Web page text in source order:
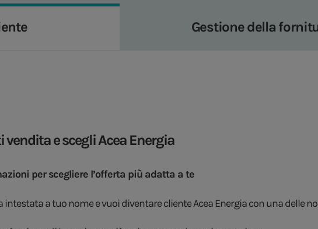
Gestione della
e scegli Acea Energia
per scegliere l’offerta più adatta a te
a tuo nome e vuoi diventare cliente Acea Energia con una delle